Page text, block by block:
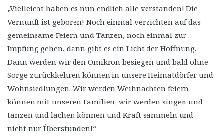
„Vielleicht haben es nun endlich alle verstanden! Die
Vernunft ist geboren! Noch einmal verzichten auf das
gemeinsame Feiern und Tanzen, noch einmal zur
Impfung gehen, dann gibt es ein Licht der Hoffnung.
Dann werden wir den Omikron besiegen und bald ohne
Sorge zurückkehren können in unsere Heimatdörfer und
Wohnsiedlungen. Wir werden Weihnachten feiern
können mit unseren Familien, wir werden singen und
tanzen und lachen können und Kraft sammeln und
nicht nur Überstunden!“